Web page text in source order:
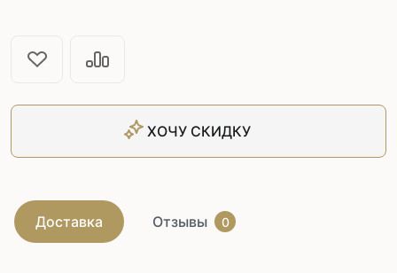
ХОЧУ СКИДКУ
Доставка Отзывы 0